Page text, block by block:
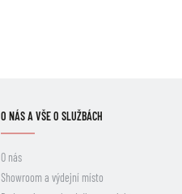
O NÁS A VŠE O SLUŽBÁCH
O nás
Showroom a výdejní místo